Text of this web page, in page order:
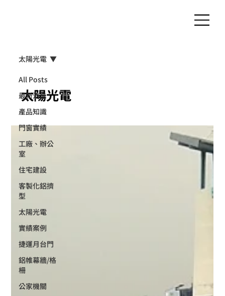
客製化鋁擠型｜氣密窗
All Posts
最新消息
產品知識
門窗實績
工廠、辦公
室
住宅建設
客製化鋁擠
型
太陽光電
實績案例
捷運月台門
鋁帷幕牆/格
柵
公家機關
太陽光電
太陽光電